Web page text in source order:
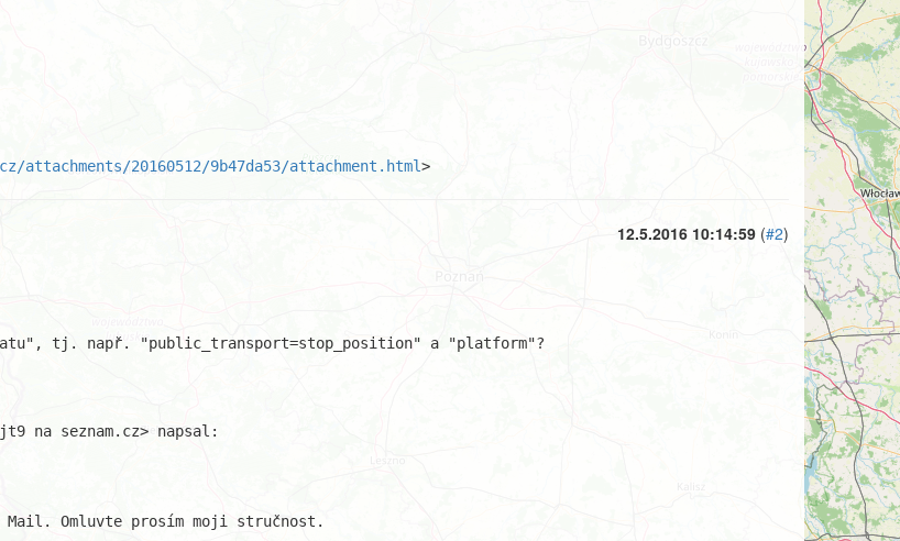
20160512/9b47da53/attachment.html>
12.5.2016 10:14:59 (#2)
tj. např. "public_transport=stop_position" a "platform"?
Mail. Omluvte prosím moji stručnost.